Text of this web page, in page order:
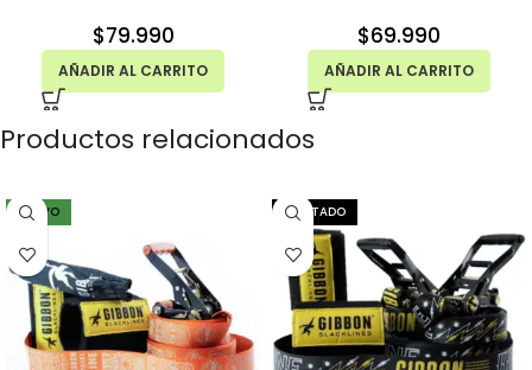
$79.990
AÑADIR AL CARRITO
$69.990
AÑADIR AL CARRITO
Productos relacionados
NUEVO AGOTADO